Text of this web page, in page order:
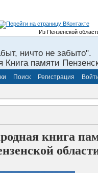
Из Пензенской
ничто не забыто".
Книга памяти
Поиск Регистрация
книга